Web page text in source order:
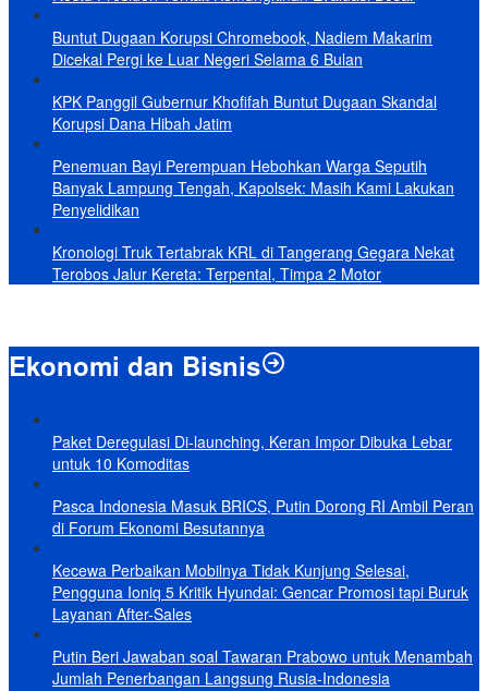
Buntut Dugaan Korupsi Chromebook, Nadiem Makarim
Dicekal Pergi ke Luar Negeri Selama 6 Bulan
KPK Panggil Gubernur Khofifah Buntut Dugaan Skandal
Korupsi Dana Hibah Jatim
Penemuan Bayi Perempuan Hebohkan Warga Seputih
Banyak Lampung Tengah, Kapolsek: Masih Kami Lakukan
Penyelidikan
Kronologi Truk Tertabrak KRL di Tangerang Gegara Nekat
Terobos Jalur Kereta: Terpental, Timpa 2 Motor
Ekonomi dan Bisnis
Paket Deregulasi Di-launching, Keran Impor Dibuka Lebar
untuk 10 Komoditas
Pasca Indonesia Masuk BRICS, Putin Dorong RI Ambil Peran
di Forum Ekonomi Besutannya
Kecewa Perbaikan Mobilnya Tidak Kunjung Selesai,
Pengguna Ioniq 5 Kritik Hyundai: Gencar Promosi tapi Buruk
Layanan After-Sales
Putin Beri Jawaban soal Tawaran Prabowo untuk Menambah
Jumlah Penerbangan Langsung Rusia-Indonesia